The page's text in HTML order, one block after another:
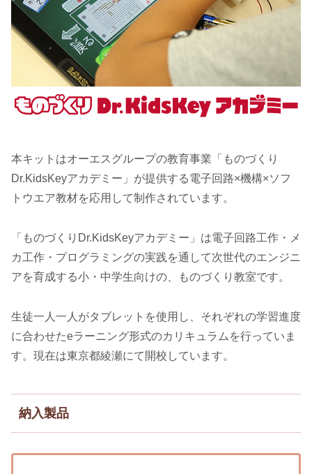
本キットはオーエスグループの教育事業「ものづくり
Dr.KidsKeyアカデミー」が提供する電子回路×機構×ソフ
トウエア教材を応用して制作されています。
「ものづくりDr.KidsKeyアカデミー」は電子回路工作・メ
カ工作・プログラミングの実践を通して次世代のエンジニ
アを育成する小・中学生向けの、ものづくり教室です。
生徒一人一人がタブレットを使用し、それぞれの学習進度
に合わせたeラーニング形式のカリキュラムを行っていま
す。現在は東京都綾瀬にて開校しています。
納入製品